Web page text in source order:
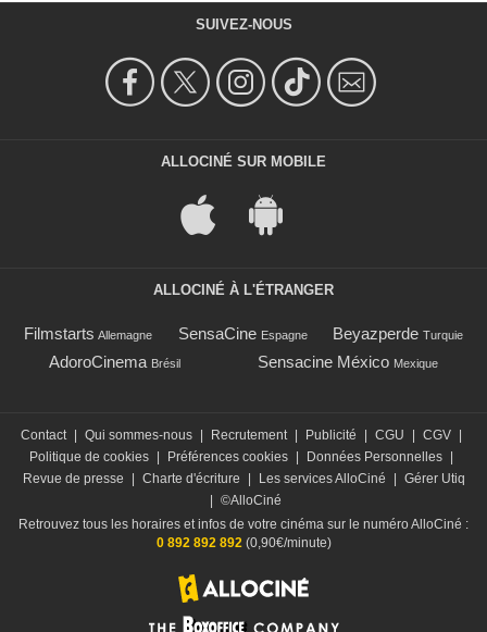
SUIVEZ-NOUS
ALLOCINÉ SUR MOBILE
ALLOCINÉ À L'ÉTRANGER
Filmstarts Allemagne SensaCine Espagne Beyazperde Turquie
AdoroCinema Brésil Sensacine México Mexique
Contact Qui sommes-nous Recrutement Publicité CGU CGV
Politique de cookies
Préférences cookies Données Personnelles
Revue de presse
Charte d'écriture Les services AlloCiné
Gérer Utiq
©AlloCiné
Retrouvez tous les horaires et infos de votre cinéma sur le numéro AlloCiné :
0 892 892 892(0,90€/minute)